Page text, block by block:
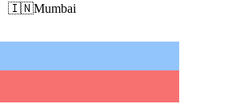
🇮🇳Mumbai